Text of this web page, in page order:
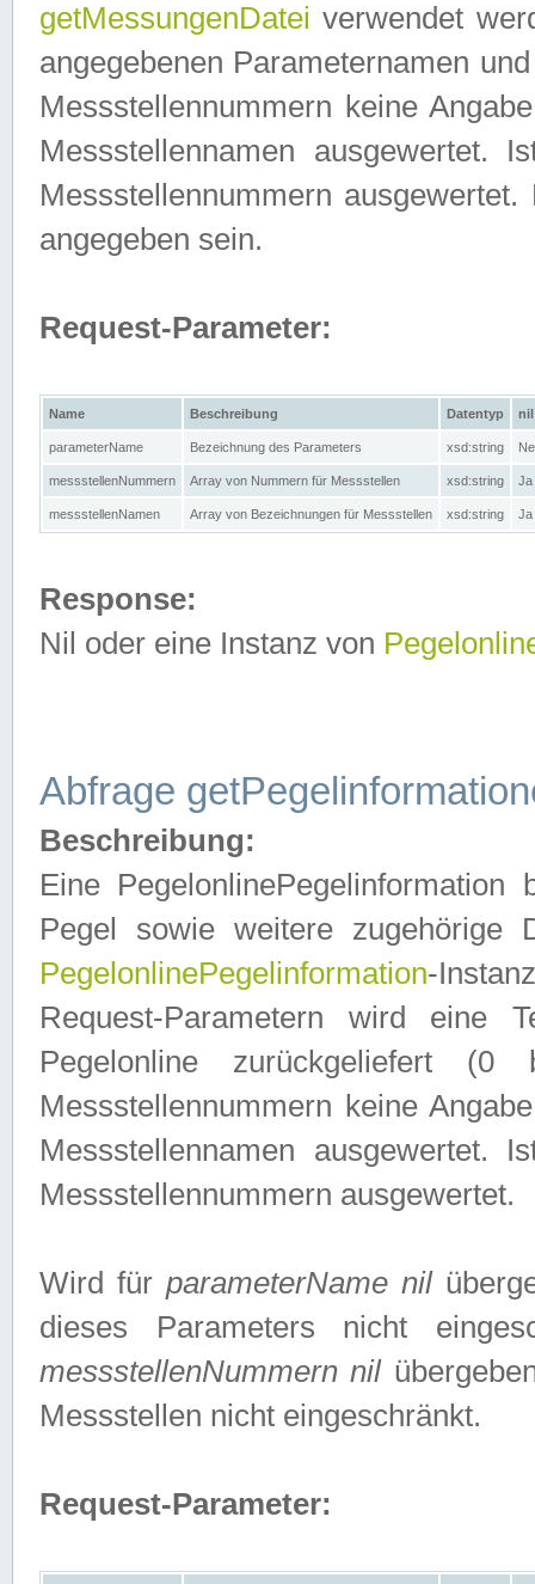
getMessungenDatei verwendet
angegebenen Parameternamen
Messstellennummern keine
Messstellennamen ausgewertet.
Messstellennummern
angegeben sein.
Request-Parameter:
Name Beschreibung Datentyp nil
parameterName Bezeichnung des Parameters xsd:string
messstellenNummern Array von Nummern für Messstellen xsd:string Ja
messstellenNamen Array von Bezeichnungen für Messstellen xsd:string Ja
Response:
Nil oder eine Instanz von
Abfrage
Beschreibung:
Eine
Pegel sowie weitere zugehörige
PegelonlinePegelinformation-
Request-Parametern wird eine
Pegelonline zurückgeliefert
Messstellennummern keine
Messstellennamen ausgewertet.
Messstellennummern ausgewertet.
Wird fürparameterName nil
dieses Parameters nicht
messstellenNummern nil
Messstellen nicht eingeschränkt.
Request-Parameter: